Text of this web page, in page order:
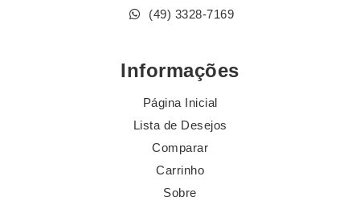
(49) 3328-7169
Informações
Página Inicial
Lista de Desejos
Comparar
Carrinho
Sobre